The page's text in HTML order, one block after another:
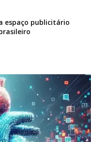
espaço publicitário